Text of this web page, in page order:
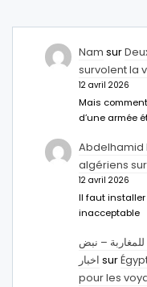
Nam sur
survolent la
12 avril 2026
Mais
d’une armée
Abdelhamid
algériens
12 avril 2026
Il faut
inacceptable
– نبض
اخبار sur
pour les